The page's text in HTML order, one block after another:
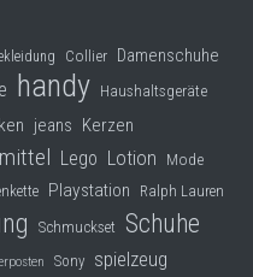
Collier Damenschuhe
handy Haushaltsgeräte
jeans Kerzen
Lego Lotion Mode
Playstation Ralph Lauren
Schmuckset Schuhe
Sony spielzeug